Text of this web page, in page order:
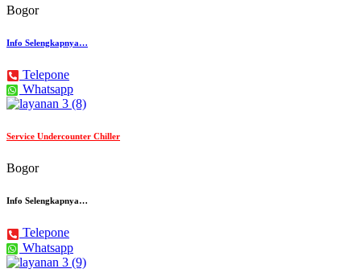
Bogor
Info Selengkapnya…
Telepone
Whatsapp
Service Undercounter Chiller
Bogor
Info Selengkapnya…
Telepone
Whatsapp